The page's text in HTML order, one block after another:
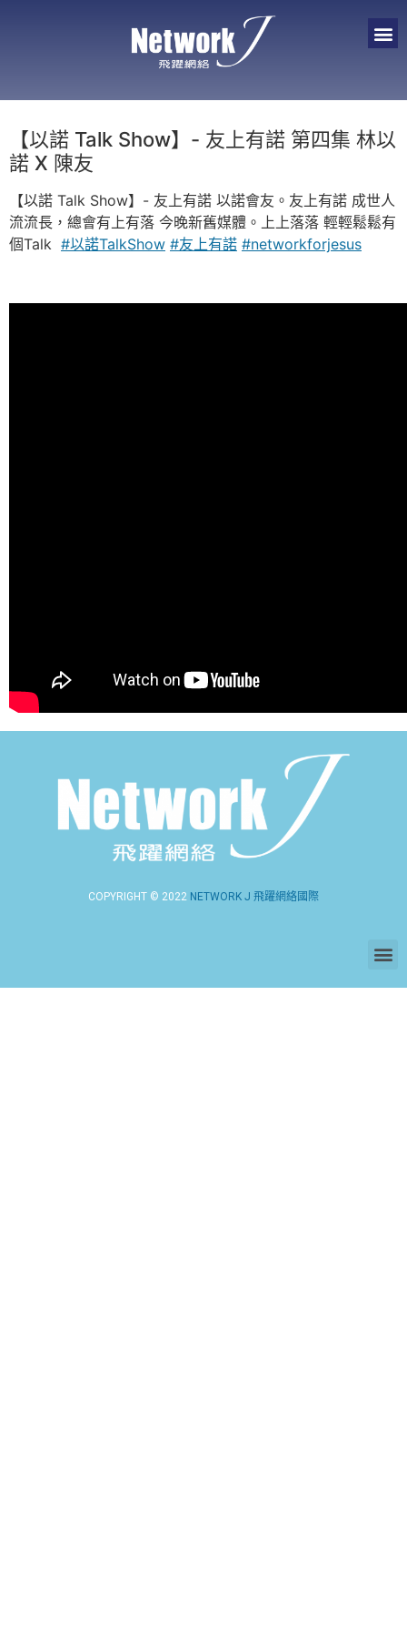
【以諾 Talk Show】- 友上有諾 第四集 林以
諾 X 陳友
【以諾 Talk Show】- 友上有諾 以諾會友。友上有諾 成世人
流流長，總會有上有落 今晚新舊媒體。上上落落 輕輕鬆鬆有
個Talk #以諾TalkShow #友上有諾 #networkforjesus
COPYRIGHT © 2022 NETWORK J 飛躍網絡國際